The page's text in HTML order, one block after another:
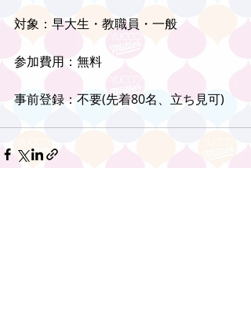
対象：早大生・教職員・一般
参加費用：無料
事前登録：不要(先着80名、立ち見可)